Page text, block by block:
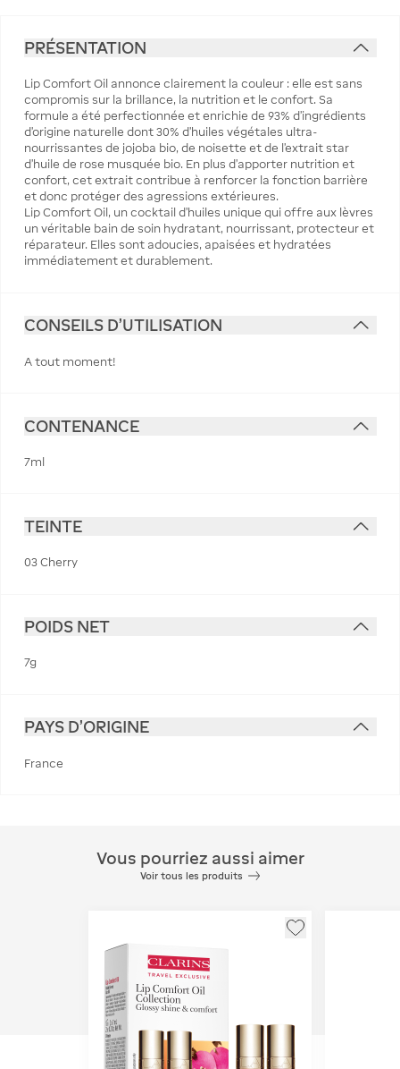
PRÉSENTATION
Lip Comfort Oil annonce clairement la couleur : elle est sans
compromis sur la brillance, la nutrition et le confort. Sa
formule a été perfectionnée et enrichie de 93% d’ingrédients
d’origine naturelle dont 30% d’huiles végétales ultra-
nourrissantes de jojoba bio, de noisette et de l’extrait star
d’huile de rose musquée bio. En plus d’apporter nutrition et
confort, cet extrait contribue à renforcer la fonction barrière
et donc protéger des agressions extérieures.
Lip Comfort Oil, un cocktail d’huiles unique qui offre aux lèvres
un véritable bain de soin hydratant, nourrissant, protecteur et
réparateur. Elles sont adoucies, apaisées et hydratées
immédiatement et durablement.
CONSEILS D'UTILISATION
A tout moment!
CONTENANCE
7ml
TEINTE
03 Cherry
POIDS NET
7g
PAYS D'ORIGINE
France
Vous pourriez aussi aimer
Voir tous les produits